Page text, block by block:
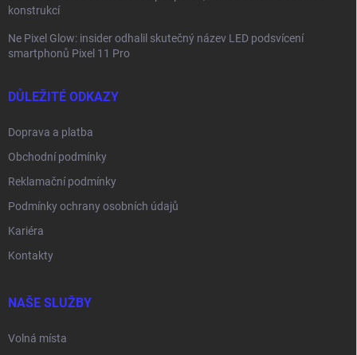
konstrukcí
Ne Pixel Glow: insider odhalil skutečný název LED podsvícení
smartphonů Pixel 11 Pro
DŮLEŽITÉ ODKAZY
Doprava a platba
Obchodní podmínky
Reklamační podmínky
Podmínky ochrany osobních údajů
Kariéra
Kontakty
NAŠE SLUŽBY
Volná místa